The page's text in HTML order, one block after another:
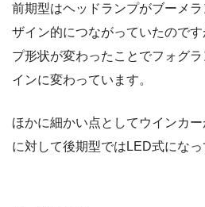
前期型はヘッドランプがブーメ
ザイン的につながっていたので
プ形状が変わったことでフォグ
インに変わっています。
ほかに細かい点としてウインカ
に対して後期型ではLED式になっ